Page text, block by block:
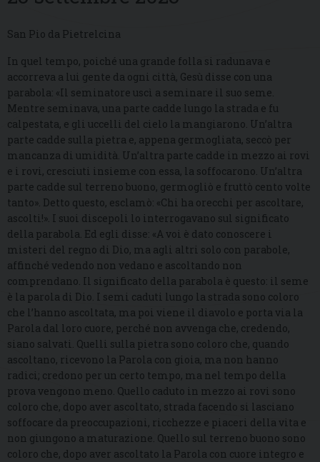
San Pio da Pietrelcina
In quel tempo, poiché una grande folla si radunava e
accorreva a lui gente da ogni città, Gesù disse con una
parabola: «Il seminatore uscì a seminare il suo seme.
Mentre seminava, una parte cadde lungo la strada e fu
calpestata, e gli uccelli del cielo la mangiarono. Un’altra
parte cadde sulla pietra e, appena germogliata, seccò per
mancanza di umidità. Un’altra parte cadde in mezzo ai rovi
e i rovi, cresciuti insieme con essa, la soffocarono. Un’altra
parte cadde sul terreno buono, germogliò e fruttò cento volte
tanto». Detto questo, esclamò: «Chi ha orecchi per ascoltare,
ascolti!». I suoi discepoli lo interrogavano sul significato
della parabola. Ed egli disse: «A voi è dato conoscere i
misteri del regno di Dio, ma agli altri solo con parabole,
affinché vedendo non vedano e ascoltando non
comprendano. Il significato della parabola è questo: il seme
è la parola di Dio. I semi caduti lungo la strada sono coloro
che l’hanno ascoltata, ma poi viene il diavolo e porta via la
Parola dal loro cuore, perché non avvenga che, credendo,
siano salvati. Quelli sulla pietra sono coloro che, quando
ascoltano, ricevono la Parola con gioia, ma non hanno
radici; credono per un certo tempo, ma nel tempo della
prova vengono meno. Quello caduto in mezzo ai rovi sono
coloro che, dopo aver ascoltato, strada facendo si lasciano
soffocare da preoccupazioni, ricchezze e piaceri della vita e
non giungono a maturazione. Quello sul terreno buono sono
coloro che, dopo aver ascoltato la Parola con cuore integro e